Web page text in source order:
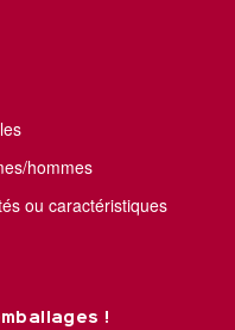
hommes
ou caractéristiques
!